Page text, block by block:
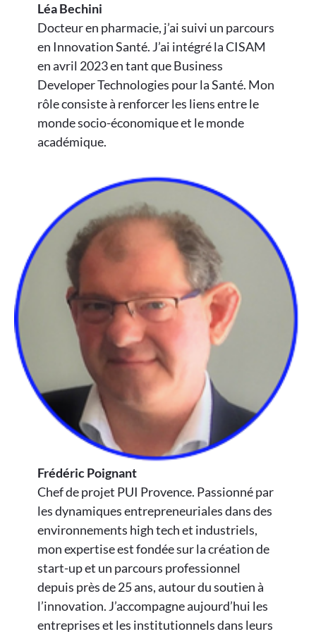
Léa Bechini
Docteur en pharmacie, j’ai suivi un parcours
en Innovation Santé. J’ai intégré la CISAM
en avril 2023 en tant que Business
Developer Technologies pour la Santé. Mon
rôle consiste à renforcer les liens entre le
monde socio-économique et le monde
académique.
Frédéric Poignant
Chef de projet PUI Provence. Passionné par
les dynamiques entrepreneuriales dans des
environnements high tech et industriels,
mon expertise est fondée sur la création de
start-up et un parcours professionnel
depuis près de 25 ans, autour du soutien à
l’innovation. J’accompagne aujourd’hui les
entreprises et les institutionnels dans leurs